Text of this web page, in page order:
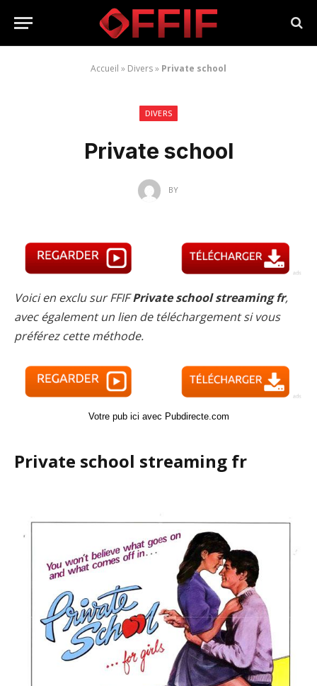
Accueil » Divers» Private school
DIVERS
Private school
BY
Voici en exclu sur FFIFPrivate school streaming fr,
avec également un lien de téléchargement si vous
préférez cette méthode.
Votre pub ici avec Pubdirecte.com
Private school streaming fr